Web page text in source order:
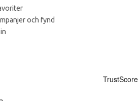
och fynd